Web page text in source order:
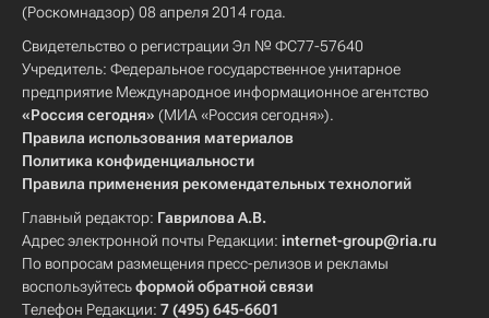
(Роскомнадзор) 08 апреля 2014 года.
Свидетельство о регистрации Эл № ФС77-57640
Учредитель: Федеральное государственное унитарное
предприятие Международное информационное агентство
«Россия сегодня» (МИА «Россия сегодня»).
Правила использования материалов
Политика конфиденциальности
Правила применения рекомендательных технологий
Главный редактор: Гаврилова А.В.
Адрес электронной почты Редакции: internet-group@ria.ru
По вопросам размещения пресс-релизов и рекламы
воспользуйтесьформой обратной связи
Телефон Редакции: 7 (495) 645-6601